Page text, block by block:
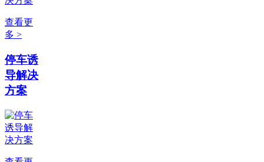
查看更
多 >
停车诱
导解决
方案